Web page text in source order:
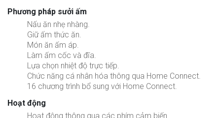
Phương pháp sưởi ấm
Nấu ăn nhẹ nhàng.
Giữ ấm thức ăn.
Món ăn ấm áp.
Làm ấm cốc và đĩa.
Lựa chọn nhiệt độ trực tiếp.
Chức năng cá nhân hóa thông qua Home Connect.
16 chương trình bổ sung với Home Connect.
Hoạt động
Hoạt động thông qua các phím cảm biến.